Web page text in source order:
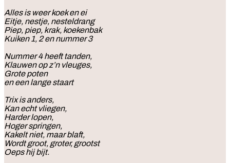
Alles is weer koek en ei
Eitje, nestje, nesteldrang
Piep, piep, krak, koekenbak
Kuiken 1, 2 en nummer 3
Nummer 4 heeft tanden,
Klauwen op z’n vleuges,
Grote poten
en een lange staart
Trix is anders,
Kan echt vliegen,
Harder lopen,
Hoger springen,
Kakelt niet, maar blaft,
Wordt groot, groter, grootst
Oeps hij bijt.